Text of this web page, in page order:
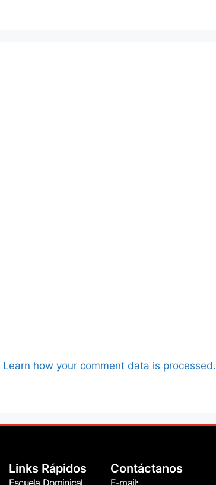
Learn how your comment data is processed.
Links Rápidos Contáctanos